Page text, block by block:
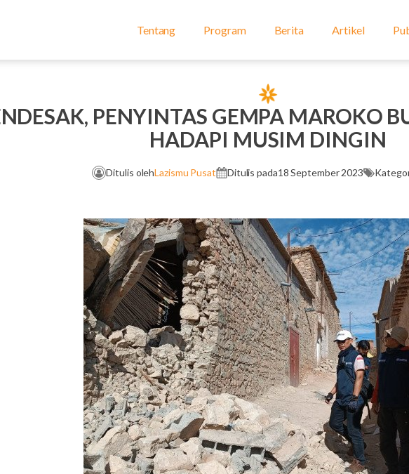
Tentang Program Berita Artikel
PENYINTAS GEMPA MAROKO
HADAPI MUSIM DINGIN
Ditulis olehLazismu Pusat Ditulis pada18 September 2023